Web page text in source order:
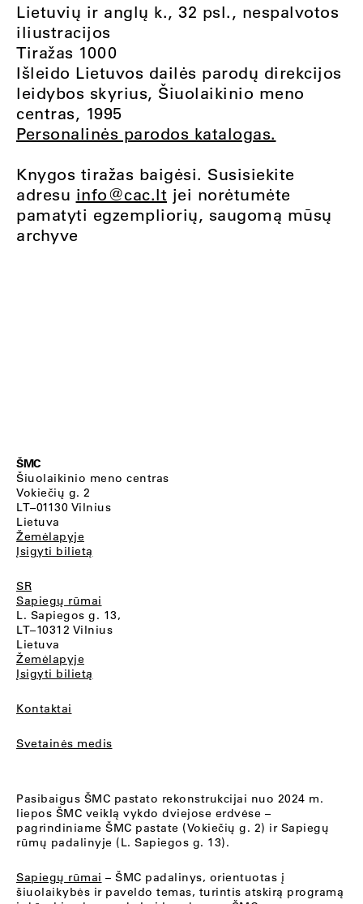
Lietuvių ir anglų k., 32 psl., nespalvotos
iliustracijos
Tiražas 1000
Išleido Lietuvos dailės parodų direkcijos
leidybos skyrius, Šiuolaikinio meno
centras, 1995
Personalinės parodos katalogas.
Knygos tiražas baigėsi. Susisiekite
adresu info@cac.lt jei norėtumėte
pamatyti egzempliorių, saugomą mūsų
archyve
ŠMC
Šiuolaikinio meno centras
Vokiečių g. 2
LT–01130 Vilnius
Lietuva
Žemėlapyje
Įsigyti bilietą
SR
Sapiegų rūmai
L. Sapiegos g. 13,
LT–10312 Vilnius
Lietuva
Žemėlapyje
Įsigyti bilietą
Kontaktai
Svetainės medis
Pasibaigus ŠMC pastato rekonstrukcijai nuo 2024 m.
liepos ŠMC veiklą vykdo dviejose erdvėse –
pagrindiniame ŠMC pastate (Vokiečių g. 2) ir Sapiegų
rūmų padalinyje (L. Sapiegos g. 13).
Sapiegų rūmai – ŠMC padalinys, orientuotas į
šiuolaikybės ir paveldo temas, turintis atskirą programą